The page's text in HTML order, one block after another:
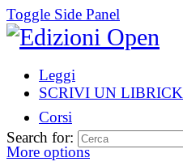
Toggle Side Panel
Leggi
SCRIVI UN LIBRICK
Corsi
More options
Search for: